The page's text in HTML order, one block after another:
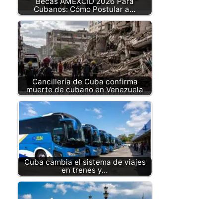
Cubanos: Cómo Postular a…
Cancillería de Cuba confirma
muerte de cubano en Venezuela
Cuba cambia el sistema de viajes
en trenes y…